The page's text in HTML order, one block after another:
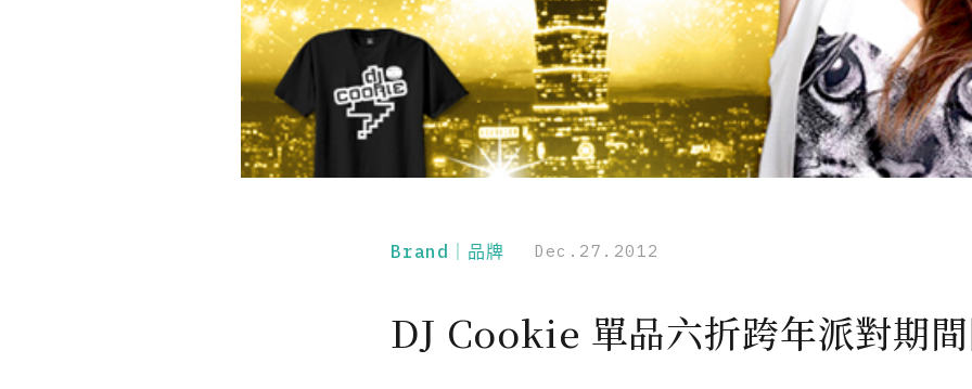
Brand｜品牌 Dec.27.2012
DJ Cookie 單品六折跨年派對期